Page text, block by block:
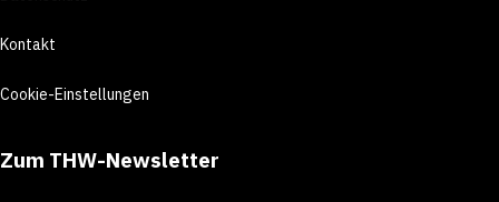
Kontakt
Cookie-Einstellungen
Zum THW-Newsletter